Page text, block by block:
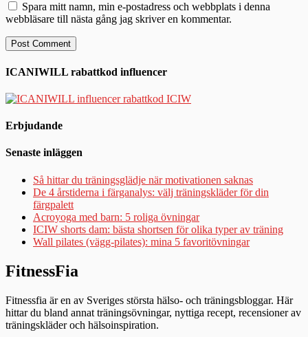
Spara mitt namn, min e-postadress och webbplats i denna
webbläsare till nästa gång jag skriver en kommentar.
ICANIWILL rabattkod influencer
Erbjudande
Senaste inläggen
Så hittar du träningsglädje när motivationen saknas
De 4 årstiderna i färganalys: välj träningskläder för din
färgpalett
Acroyoga med barn: 5 roliga övningar
ICIW shorts dam: bästa shortsen för olika typer av träning
Wall pilates (vägg-pilates): mina 5 favoritövningar
FitnessFia
Fitnessfia är en av Sveriges största hälso- och träningsbloggar. Här
hittar du bland annat träningsövningar, nyttiga recept, recensioner av
träningskläder och hälsoinspiration.